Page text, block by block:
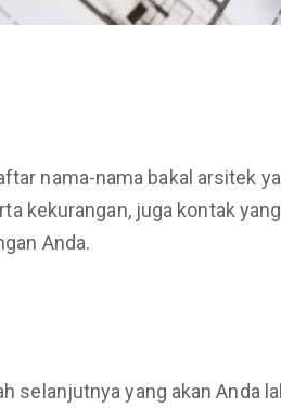
nama-nama bakal arsitek
kekurangan, juga kontak
Anda.
selanjutnya yang akan